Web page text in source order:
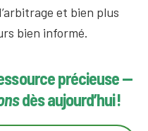
et bien plus
bien informé.
précieuse —
dès aujourd’hui !